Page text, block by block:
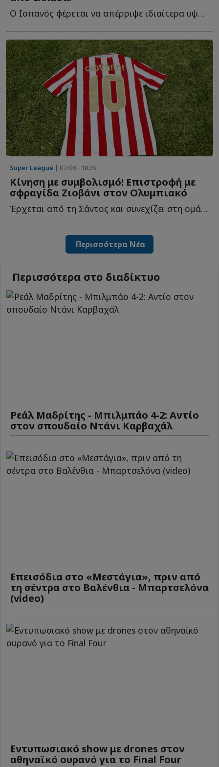
Ο Ισπανός φέρεται να απέρριψε ιδιαίτερα υψηλή οικονομική π...
Super League | 07/08 - 18:39
Κίνηση με συμβολισμό! Επιστροφή με
σφραγίδα Ζιοβάνι στον Ολυμπιακό
Έρχεται από τη Σάντος και συνεχίζει στη ομάδα του Πειραιά μ...
Περισσότερα Νέα
Περισσότερα στο διαδίκτυο
Ρεάλ Μαδρίτης - Μπιλμπάο 4-2: Αντίο
στον σπουδαίο Ντάνι Καρβαχάλ
Επεισόδια στο «Μεστάγια», πριν από
τη σέντρα στο Βαλένθια - Μπαρτσελόνα
(video)
Εντυπωσιακό show με drones στον
αθηναϊκό ουρανό για το Final Four